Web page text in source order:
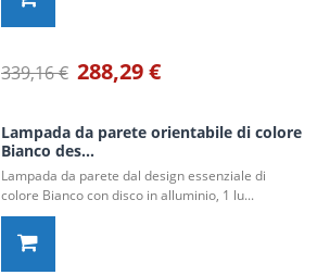
339,16 € 288,29 €
Lampada da parete orientabile di colore
Bianco des...
Lampada da parete dal design essenziale di
colore Bianco con disco in alluminio, 1 lu...